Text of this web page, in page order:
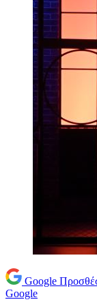
Google
Google